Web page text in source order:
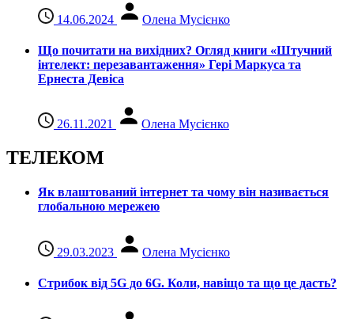
14.06.2024 Олена Мусієнко
Що почитати на вихідних? Огляд книги «Штучний
інтелект: перезавантаження» Гері Маркуса та
Ернеста Девіса
26.11.2021 Олена Мусієнко
ТЕЛЕКОМ
Як влаштований інтернет та чому він називається
глобальною мережею
29.03.2023 Олена Мусієнко
Стрибок від 5G до 6G. Коли, навіщо та що це даcть?